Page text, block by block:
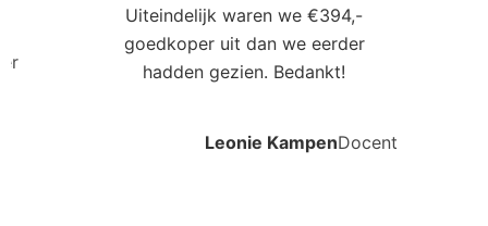
Uiteindelijk waren we €394,-
goedkoper uit dan we eerder
hadden gezien. Bedankt!
Leonie KampenDocent